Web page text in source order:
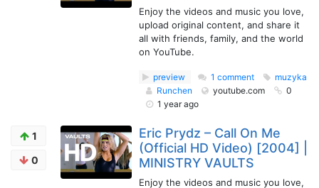
Enjoy the videos and music you love,
upload original content, and share it
all with friends, family, and the world
on YouTube.
preview 1 comment
muzyka
Runchen
youtube.com
0
1 year ago
1
0
Eric Prydz – Call On Me
(Official HD Video) [2004] |
MINISTRY VAULTS
Enjoy the videos and music you love,